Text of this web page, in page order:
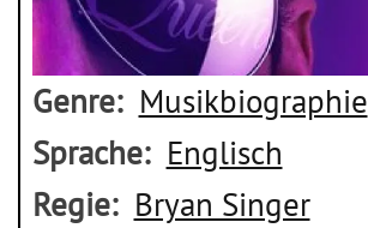
Genre
Musikbiographie
Sprache
Englisch
Regie
Bryan Singer